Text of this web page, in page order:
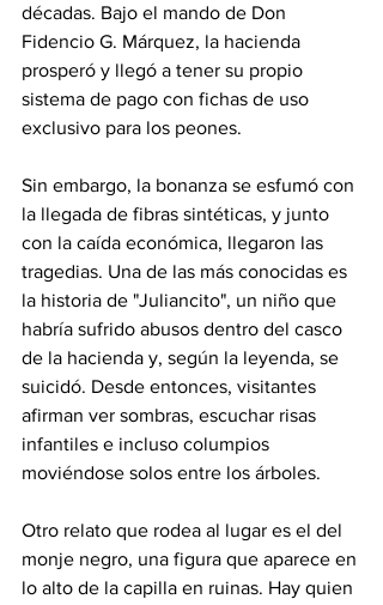
décadas. Bajo el mando de Don
Fidencio G. Márquez, la hacienda
prosperó y llegó a tener su propio
sistema de pago con fichas de uso
exclusivo para los peones.
Sin embargo, la bonanza se esfumó con
la llegada de fibras sintéticas, y junto
con la caída económica, llegaron las
tragedias. Una de las más conocidas es
la historia de "Juliancito", un niño que
habría sufrido abusos dentro del casco
de la hacienda y, según la leyenda, se
suicidó. Desde entonces, visitantes
afirman ver sombras, escuchar risas
infantiles e incluso columpios
moviéndose solos entre los árboles.
Otro relato que rodea al lugar es el del
monje negro, una figura que aparece en
lo alto de la capilla en ruinas. Hay quien